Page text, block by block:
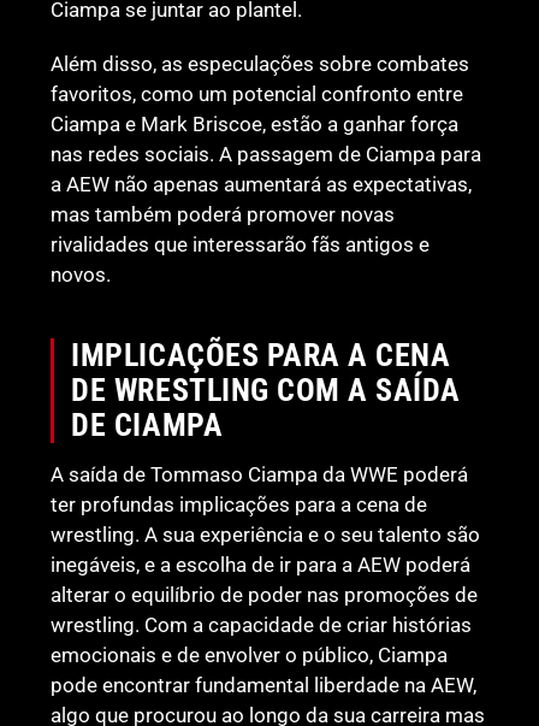
Ciampa se juntar ao plantel.
Além disso, as especulações sobre combates
favoritos, como um potencial confronto entre
Ciampa e Mark Briscoe, estão a ganhar força
nas redes sociais. A passagem de Ciampa para
a AEW não apenas aumentará as expectativas,
mas também poderá promover novas
rivalidades que interessarão fãs antigos e
novos.
IMPLICAÇÕES PARA A CENA
DE WRESTLING COM A SAÍDA
DE CIAMPA
A saída de Tommaso Ciampa da WWE poderá
ter profundas implicações para a cena de
wrestling. A sua experiência e o seu talento são
inegáveis, e a escolha de ir para a AEW poderá
alterar o equilíbrio de poder nas promoções de
wrestling. Com a capacidade de criar histórias
emocionais e de envolver o público, Ciampa
pode encontrar fundamental liberdade na AEW,
algo que procurou ao longo da sua carreira mas